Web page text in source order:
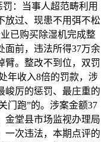
：当事人超范畴利用
放过、现患不用弭不松
已购买除湿机完成整
面前，违法所得37万余
臂。整改不到位，双罚
年收入8倍的罚款，涉
峻厉的惩罚、最庄重的
门跑”的。涉案金额37
金堂县市场监视办理局
一次违法，本期点评的